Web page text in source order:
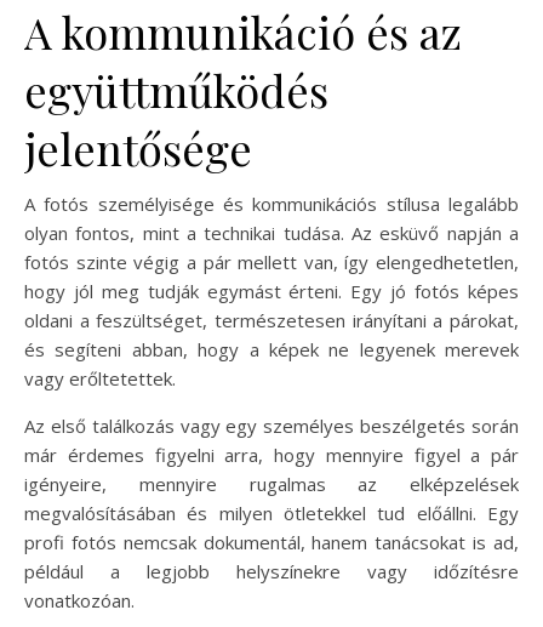
A kommunikáció és az
együttműködés
jelentősége
A fotós személyisége és kommunikációs stílusa legalább
olyan fontos, mint a technikai tudása. Az esküvő napján a
fotós szinte végig a pár mellett van, így elengedhetetlen,
hogy jól meg tudják egymást érteni. Egy jó fotós képes
oldani a feszültséget, természetesen irányítani a párokat,
és segíteni abban, hogy a képek ne legyenek merevek
vagy erőltetettek.
Az első találkozás vagy egy személyes beszélgetés során
már érdemes figyelni arra, hogy mennyire figyel a pár
igényeire, mennyire rugalmas az elképzelések
megvalósításában és milyen ötletekkel tud előállni. Egy
profi fotós nemcsak dokumentál, hanem tanácsokat is ad,
például a legjobb helyszínekre vagy időzítésre
vonatkozóan.